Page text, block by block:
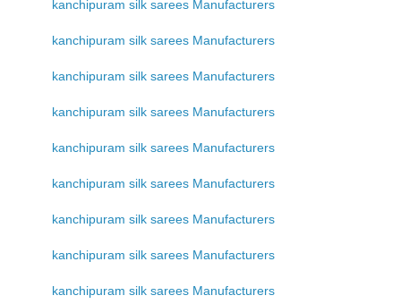
kanchipuram silk sarees Manufacturers
kanchipuram silk sarees Manufacturers
kanchipuram silk sarees Manufacturers
kanchipuram silk sarees Manufacturers
kanchipuram silk sarees Manufacturers
kanchipuram silk sarees Manufacturers
kanchipuram silk sarees Manufacturers
kanchipuram silk sarees Manufacturers
kanchipuram silk sarees Manufacturers